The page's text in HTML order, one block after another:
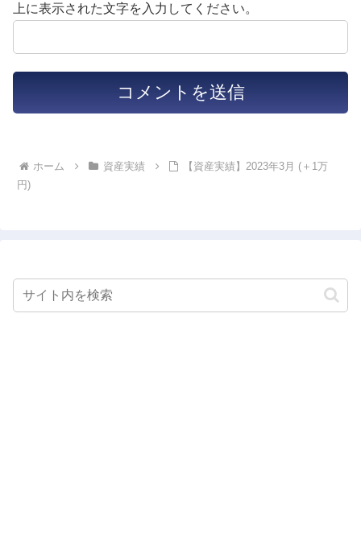
上に表示された文字を入力してください。
ホーム 資産実績
【資産実績】2023年3月 (＋1万
円)